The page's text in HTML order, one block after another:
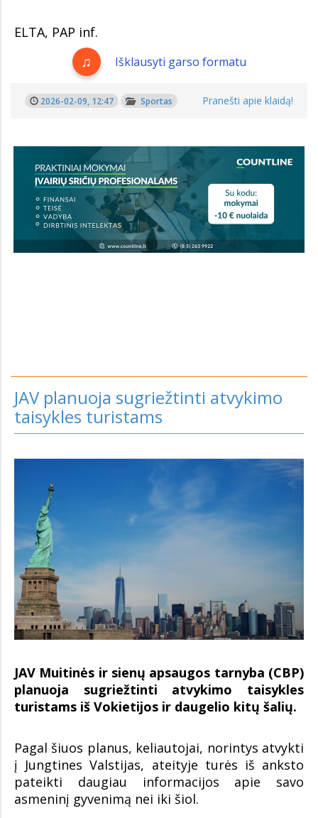
ELTA, PAP inf.
Išklausyti garso formatu
2026-02-09, 12:47 Sportas Pranešti apie klaidą!
JAV planuoja sugriežtinti atvykimo
taisykles turistams
JAV Muitinės ir sienų apsaugos tarnyba (CBP)
planuoja sugriežtinti atvykimo taisykles
turistams iš Vokietijos ir daugelio kitų šalių.
Pagal šiuos planus, keliautojai, norintys atvykti
į Jungtines Valstijas, ateityje turės iš anksto
pateikti daugiau informacijos apie savo
asmeninį gyvenimą nei iki šiol.